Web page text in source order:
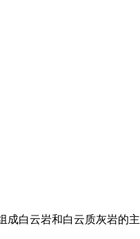
白云岩和白云质灰岩的